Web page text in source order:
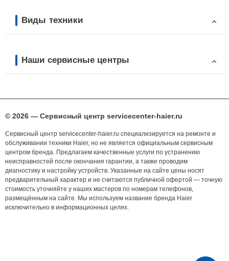
Виды техники
Наши сервисные центры
© 2026 — Сервисный центр servicecenter-haier.ru
Сервисный центр servicecenter-haier.ru специализируется на ремонте и
обслуживании техники Haier, но не является официальным сервисным
центром бренда. Предлагаем качественные услуги по устранению
неисправностей после окончания гарантии, а также проводим
диагностику и настройку устройств. Указанные на сайте цены носят
предварительный характер и не считаются публичной офертой — точную
стоимость уточняйте у наших мастеров по номерам телефонов,
размещённым на сайте. Мы используем название бренда Haier
исключительно в информационных целях.